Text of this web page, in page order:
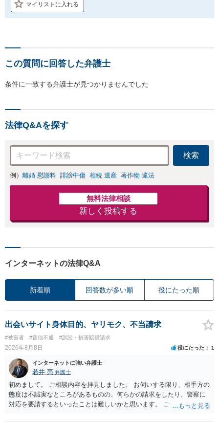
マイリストに入れる
この質問に回答した弁護士
条件に一致する弁護士が見つかりませんでした
法律Q&Aを探す
検索
例） 離婚 慰謝料 誹謗中傷 相続 遺産 著作物 違法
無料法律相談
新しく投稿する
インターネットの法律Q&A
新着順 回答数が多い順 役にたった順
出会いサイト身体目的、ヤリモク、不当請求
#被害者 #音信不通 #訴訟・損害賠償請求
2026年8月8日 役にたった 1
インターネットに強い弁護士
若井 亮 弁護士
初めまして。 ご相談内容を拝見しました。 お伺いする限り、相手方の
態度は不誠実なところがあるものの、何らかの請求をしたり、警察に
対応を要請するといったことは難しいかと思います。 ご参考になれば